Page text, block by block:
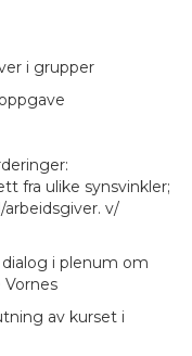
i grupper
fra ulike synsvinkler;
v/
dialog i plenum om
av kurset i